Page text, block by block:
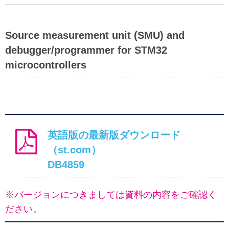
Source measurement unit (SMU) and
debugger/programmer for STM32
microcontrollers
英語版の最新版ダウンロード
（st.com）
DB4859
※バージョンにつきましては資料の内容をご確認く
ださい。